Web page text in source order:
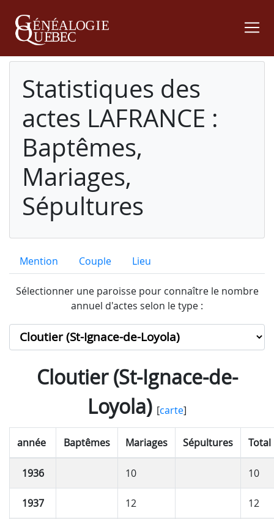
Statistiques des
actes LAFRANCE :
Baptêmes,
Mariages,
Sépultures
Mention Couple Lieu
Sélectionner une paroisse pour connaître le nombre
annuel d'actes selon le type :
Cloutier (St-Ignace-de-
Loyola)[carte]
année Baptêmes Mariages Sépultures Total
1936 10 10
1937 12 12